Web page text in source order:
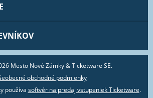
Mesto Nové Zámky & Ticketware SE.
obchodné podmienky
používa softvér na predaj vstupeniek Ticketware.